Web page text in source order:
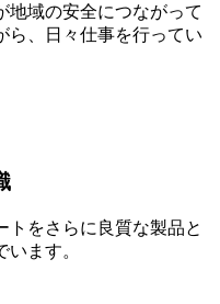
地域の安全につながって
ら、日々仕事を行ってい
トをさらに良質な製品と
ます。